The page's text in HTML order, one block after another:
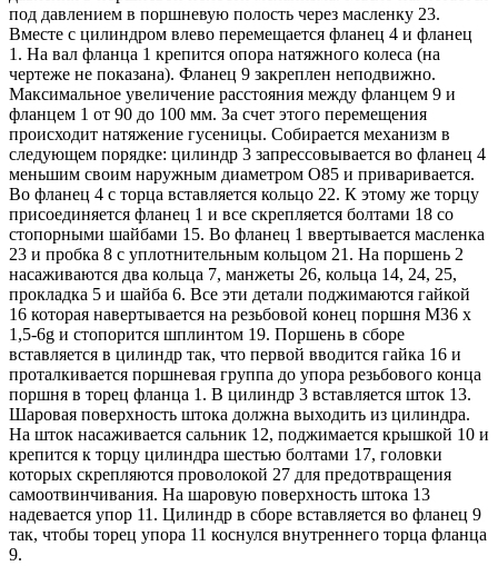
под давлением в поршневую полость через масленку 23.
Вместе с цилиндром влево перемещается фланец 4 и фланец
1. На вал фланца 1 крепится опора натяжного колеса (на
чертеже не показана). Фланец 9 закреплен неподвижно.
Максимальное увеличение расстояния между фланцем 9 и
фланцем 1 от 90 до 100 мм. За счет этого перемещения
происходит натяжение гусеницы. Собирается механизм в
следующем порядке: цилиндр 3 запрессовывается во фланец 4
меньшим своим наружным диаметром O85 и приваривается.
Во фланец 4 с торца вставляется кольцо 22. К этому же торцу
присоединяется фланец 1 и все скрепляется болтами 18 со
стопорными шайбами 15. Во фланец 1 ввертывается масленка
23 и пробка 8 с уплотнительным кольцом 21. На поршень 2
насаживаются два кольца 7, манжеты 26, кольца 14, 24, 25,
прокладка 5 и шайба 6. Все эти детали поджимаются гайкой
16 которая навертывается на резьбовой конец поршня М36 х
1,5-6g и стопорится шплинтом 19. Поршень в сборе
вставляется в цилиндр так, что первой вводится гайка 16 и
проталкивается поршневая группа до упора резьбового конца
поршня в торец фланца 1. В цилиндр 3 вставляется шток 13.
Шаровая поверхность штока должна выходить из цилиндра.
На шток насаживается сальник 12, поджимается крышкой 10 и
крепится к торцу цилиндра шестью болтами 17, головки
которых скрепляются проволокой 27 для предотвращения
самоотвинчивания. На шаровую поверхность штока 13
надевается упор 11. Цилиндр в сборе вставляется во фланец 9
так, чтобы торец упора 11 коснулся внутреннего торца фланца
9.